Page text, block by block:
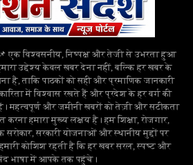
एक विश्वसनीय, निष्पक्ष और तेजी से उभरता हुआ
उद्देश्य केवल खबर देना नहीं, बल्कि हर खबर के
है, ताकि पाठकों को सही और प्रमाणिक जानकारी
में विश्वास रखते हैं और प्रदेश के हर वर्ग की
महत्वपूर्ण और जमीनी खबरों को तेज़ी और सटीकता
हमारा मुख्य लक्ष्य है। हम शिक्षा, रोजगार,
सरोकार, सरकारी योजनाओं और स्थानीय मुद्दों पर
हमारी कोशिश रहती है कि हर खबर सरल, स्पष्ट और
भाषा में आपके तक पहुंचे।